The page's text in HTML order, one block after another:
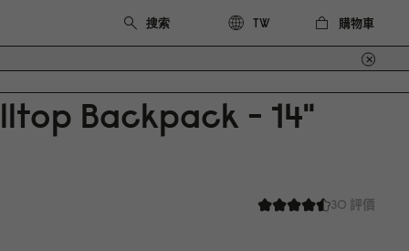
TW 購物車
Backpack - 14"
30 評價